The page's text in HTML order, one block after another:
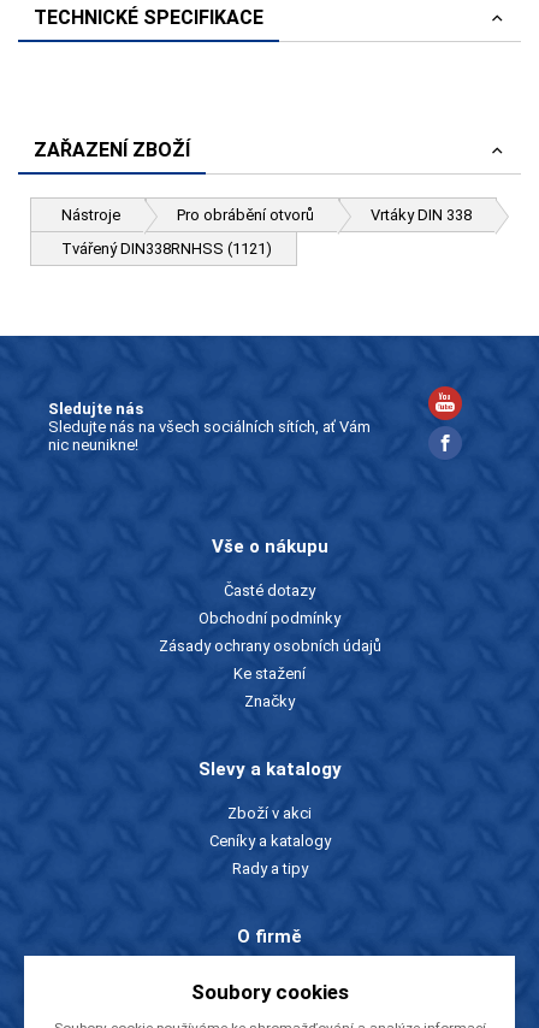
TECHNICKÉ SPECIFIKACE
ZAŘAZENÍ ZBOŽÍ
Nástroje Pro obrábění otvorů
Vrtáky DIN 338
Tvářený DIN338RNHSS (1121)
Sledujte nás
Sledujte nás na všech sociálních sítích, ať Vám
nic neunikne!
Vše o nákupu
Časté dotazy
Obchodní podmínky
Zásady ochrany osobních údajů
Ke stažení
Značky
Slevy a katalogy
Zboží v akci
Ceníky a katalogy
Rady a tipy
O firmě
Kontakty
Soubory cookies